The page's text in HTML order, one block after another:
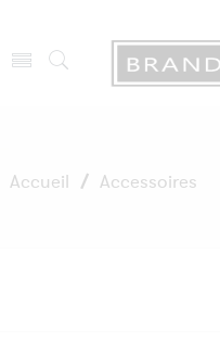
Accueil / Accessoires